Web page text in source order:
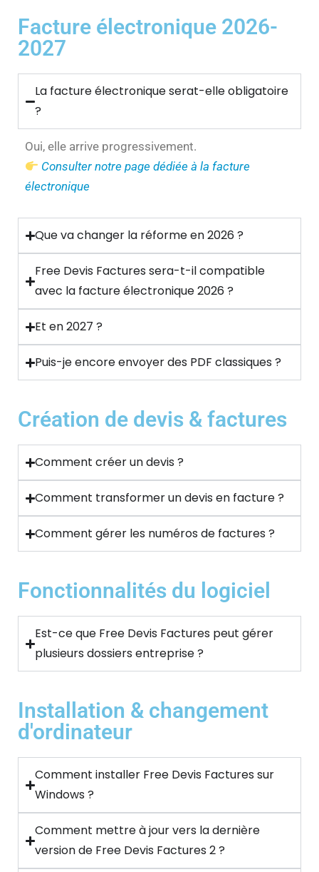
Facture électronique 2026-
2027
La facture électronique serat-elle obligatoire
?
Oui, elle arrive progressivement.
Consulter notre page dédiée à la facture
électronique
Que va changer la réforme en 2026 ?
Free Devis Factures sera-t-il compatible
avec la facture électronique 2026 ?
Et en 2027 ?
Puis-je encore envoyer des PDF classiques ?
Création de devis & factures
Comment créer un devis ?
Comment transformer un devis en facture ?
Comment gérer les numéros de factures ?
Fonctionnalités du logiciel
Est-ce que Free Devis Factures peut gérer
plusieurs dossiers entreprise ?
Installation & changement
d'ordinateur
Comment installer Free Devis Factures sur
Windows ?
Comment mettre à jour vers la dernière
version de Free Devis Factures 2 ?